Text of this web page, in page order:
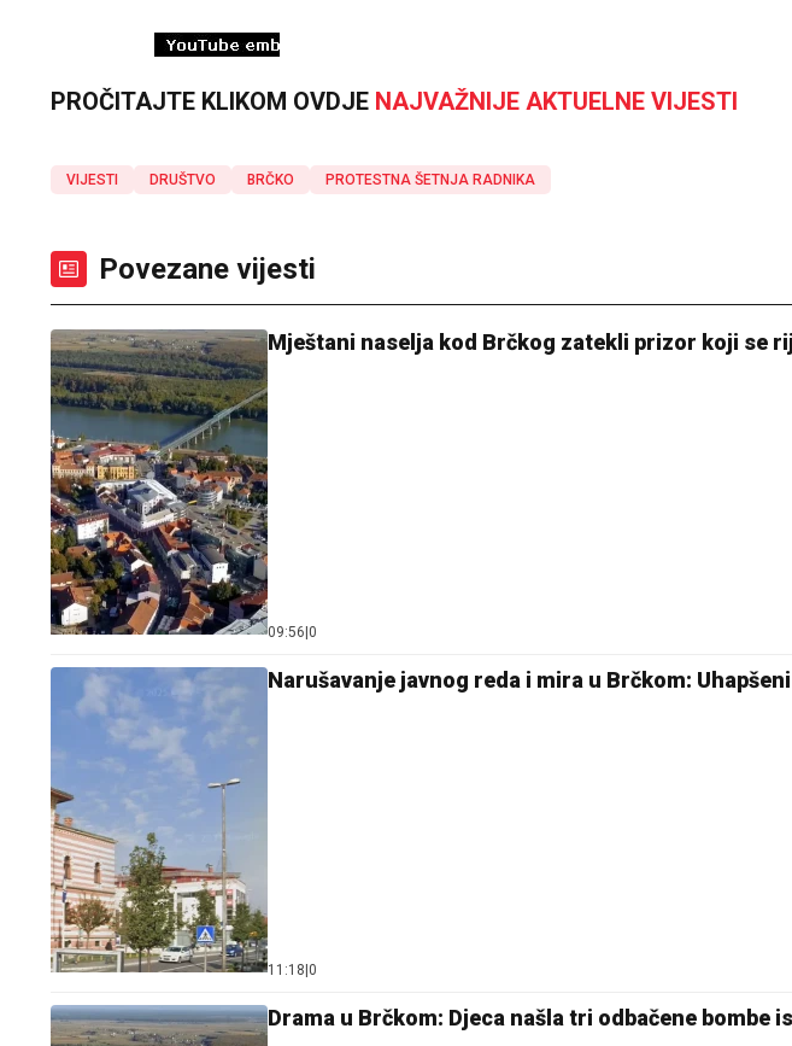
PROČITAJTE KLIKOM OVDJE NAJVAŽNIJE AKTUELNE VIJESTI
VIJESTI DRUŠTVO BRČKO PROTESTNA ŠETNJA RADNIKA
Povezane vijesti
Mještani naselja kod Brčkog zatekli prizor koji se
09:56 0
Narušavanje javnog reda i mira u Brčkom:
11:18 0
Drama u Brčkom: Djeca našla tri odbačene bombe